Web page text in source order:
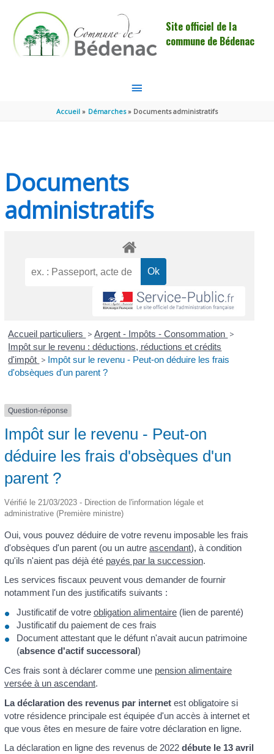
Site officiel de la
commune de Bédenac
MENU
PRINCIPAL
Accueil Démarches Documents administratifs
Documents
administratifs
Accueil particuliers > Argent - Impôts - Consommation >
Impôt sur le revenu : déductions, réductions et crédits
d'impôt > Impôt sur le revenu - Peut-on déduire les frais
d'obsèques d'un parent ?
Question-réponse
Impôt sur le revenu - Peut-on
déduire les frais d'obsèques d'un
parent ?
Vérifié le 21/03/2023 - Direction de l'information légale et
administrative (Première ministre)
Oui, vous pouvez déduire de votre revenu imposable les frais
d'obsèques d'un parent (ou un autre ascendant), à condition
qu'ils n'aient pas déjà été payés par la succession.
Les services fiscaux peuvent vous demander de fournir
notamment l'un des justificatifs suivants :
Justificatif de votre obligation alimentaire(lien de parenté)
Justificatif du paiement de ces frais
Document attestant que le défunt n'avait aucun patrimoine
(absence d'actif successoral)
Ces frais sont à déclarer comme une pension alimentaire
versée à un ascendant.
La déclaration des revenus par internetest obligatoire si
votre résidence principale est équipée d'un accès à internet et
que vous êtes en mesure de faire votre déclaration en ligne.
La déclaration en ligne des revenus de 2022 débute le 13 avril